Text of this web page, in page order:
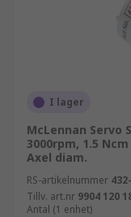
I lager
McLennan Servo
3000rpm, 1.5
Axel diam.
RS-artikelnummer
Tillv. art.nr 9904 120
Antal (1 enhet)